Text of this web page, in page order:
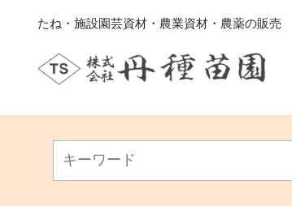
たね・施設園芸資材・農業資材・農薬の販売